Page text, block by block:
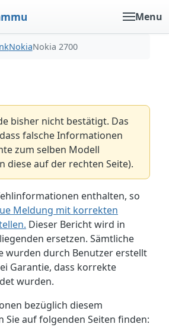
Menu
NokiaNokia 2700
bisher nicht bestätigt. Das
falsche Informationen
zum selben Modell
diese auf der rechten Seite).
enthalten, so
Meldung mit korrekten
Dieser Bericht wird in
ersetzen. Sämtliche
wurden durch Benutzer erstellt
Garantie, dass korrekte
wurden.
bezüglich diesem
Sie auf folgenden Seiten finden: